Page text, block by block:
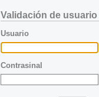
Validación de usuario
Usuario
Contrasinal